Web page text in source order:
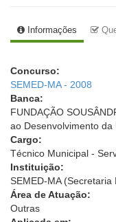
Informações
Concurso:
SEMED-MA - 2008
Banca:
FUNDAÇÃO
ao Desenvolvimento
Cargo:
Técnico Municipal -
Instituição:
SEMED-MA
Área de Atuação:
Outras